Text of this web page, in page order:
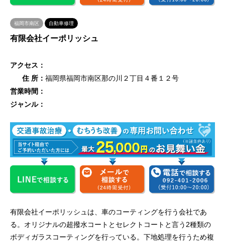
福岡市南区 自動車修理
有限会社イーポリッシュ
アクセス：
住 所： 福岡県福岡市南区那の川２丁目４番１２号
営業時間：
ジャンル：
有限会社イーポリッシュは、車のコーティングを行う会社であ
る。オリジナルの超撥水コートとセレクトコートと言う2種類の
ボディガラスコーティングを行っている。下地処理を行うため複